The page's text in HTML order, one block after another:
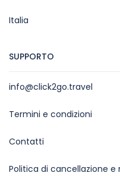
Italia
SUPPORTO
info@click2go.travel
Termini e condizioni
Contatti
Politica di cancellazione e